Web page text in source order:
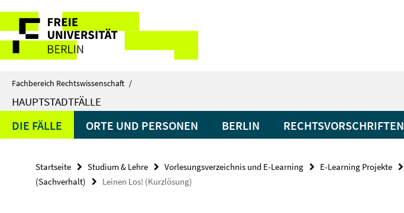
direkt
Inhalt
Service-
Navigation
Fachbereich Rechtswissenschaft /
HAUPTSTADTFÄLLE
DIE FÄLLE ORTE UND PERSONEN BERLIN RECHTSVORSCHRIFTEN
Startseite Studium & Lehre Vorlesungsverzeichnis und E-Learning E-Learning Projekte
(Sachverhalt)
Leinen Los! (Kurzlösung)